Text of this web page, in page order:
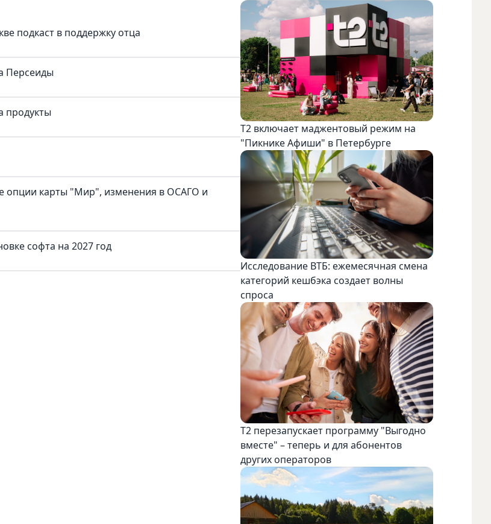
подкаст в поддержку отца
Персеиды
продукты
опции карты "Мир", изменения в ОСАГО и
софта на 2027 год
Т2 включает маджентовый режим на
"Пикнике Афиши" в Петербурге
Исследование ВТБ: ежемесячная смена
категорий кешбэка создает волны
спроса
Т2 перезапускает программу "Выгодно
вместе" – теперь и для абонентов
других операторов